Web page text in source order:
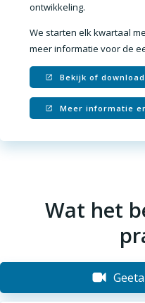
ontwikkeling.
We starten elk kwartaal
meer informatie voor de
Bekijk of
Meer informatie
Wat het